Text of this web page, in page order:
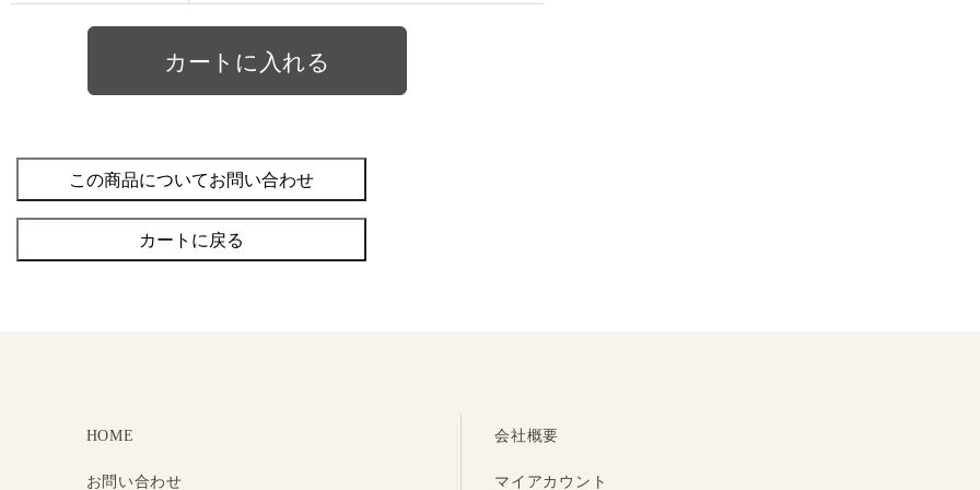
この商品についてお問い合わせ
カートに戻る
HOME
お問い合わせ
会社概要
マイアカウント